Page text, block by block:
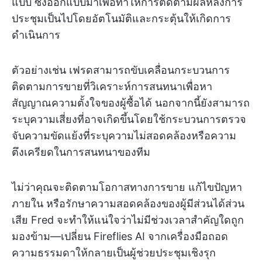
ประชุมเป็นไปโดยอัตโนมัติและกระตุ้นให้เกิดการ
ดำเนินการ
ตัวอย่างเช่น เฟรดสามารถขับเคลื่อนกระบวนการ
ติดตามการขายที่วิเคราะห์การสนทนาเพื่อหา
สัญญาณความตั้งใจของผู้ซื้อได้ นอกจากนี้ยังสามารถ
ระบุความเสี่ยงที่อาจเกิดขึ้นโดยใช้กระบวนการตรวจ
จับความขัดแย้งที่ระบุความไม่สอดคล้องหรือความ
ตึงเครียดในการสนทนาของทีม
ไม่ว่าคุณจะติดตามโอกาสทางการขาย แก้ไขปัญหา
ภายใน หรือรักษาความสอดคล้องของผู้มีส่วนได้ส่วน
เสีย Fred จะทำให้แน่ใจว่าไม่มีช่วงเวลาสำคัญใดถูก
มองข้าม—เปลี่ยน Fireflies AI จากเครื่องมือถอด
ความธรรมดาให้กลายเป็นผู้ช่วยประชุมเชิงรุก